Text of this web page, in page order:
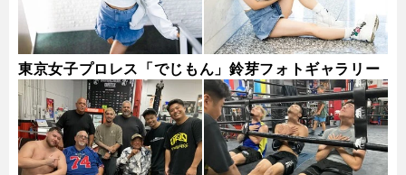
東京女子プロレス「でじもん」鈴芽フォトギャラリー